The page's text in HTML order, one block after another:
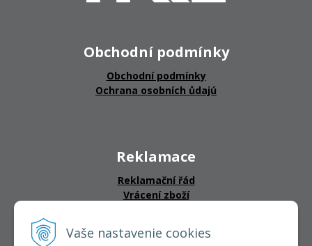
Vaše nastavenie cookies
Obchodní podmínky
Obchodní podmínky
Ochrana osobních ůdajú
Reklamace
Reklamační řád
Vrácení zboží